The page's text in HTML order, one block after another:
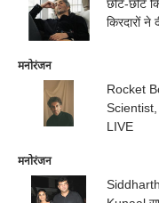
छोटे-छोटे
किरदारों ने
मनोरंजन
Rocket
Scientist,
LIVE
मनोरंजन